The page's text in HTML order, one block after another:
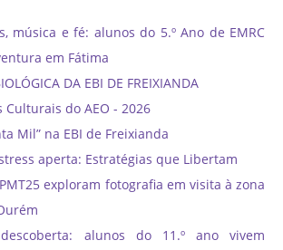
música e fé: alunos do 5.º Ano de EMRC
em Fátima
DA EBI DE FREIXIANDA
Culturais do AEO - 2026
Mil” na EBI de Freixianda
aperta: Estratégias que Libertam
exploram fotografia em visita à zona
alunos do 11.º ano vivem